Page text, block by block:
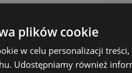
plików cookie
w celu personalizacji
Udostępniamy również